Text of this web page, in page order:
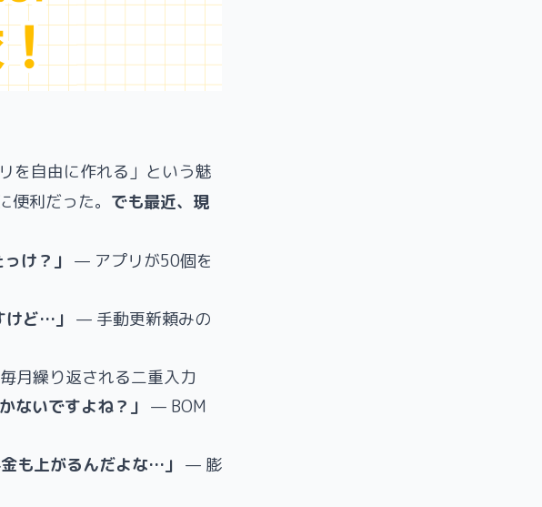
自由に作れる」という魅
利だった。 でも最近、現
け？」 — アプリが50個を
けど…」 — 手動更新頼みの
月繰り返される二重入力
ないですよね？」 — BOM
も上がるんだよな…」 — 膨